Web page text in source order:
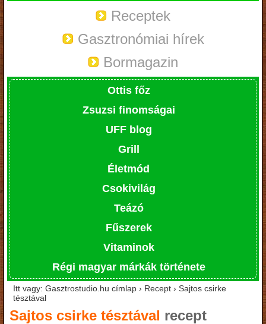
Receptek
Gasztronómiai hírek
Bormagazin
Ottis főz
Zsuzsi finomságai
UFF blog
Grill
Életmód
Csokivilág
Teázó
Fűszerek
Vitaminok
Régi magyar márkák története
Itt vagy: Gasztrostudio.hu címlap › Recept › Sajtos csirke
tésztával
Sajtos csirke tésztával recept